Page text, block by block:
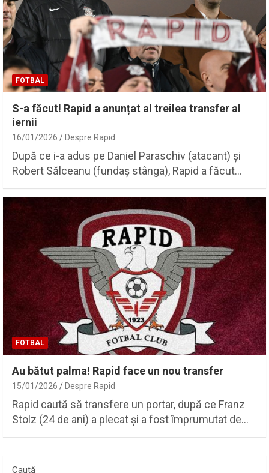
FOTBAL
S-a făcut! Rapid a anunțat al treilea transfer al
iernii
16/01/2026 Despre Rapid
După ce i-a adus pe Daniel Paraschiv (atacant) și
Robert Sălceanu (fundaș stânga), Rapid a făcut…
FOTBAL
Au bătut palma! Rapid face un nou transfer
15/01/2026 Despre Rapid
Rapid caută să transfere un portar, după ce Franz
Stolz (24 de ani) a plecat și a fost împrumutat de…
Caută